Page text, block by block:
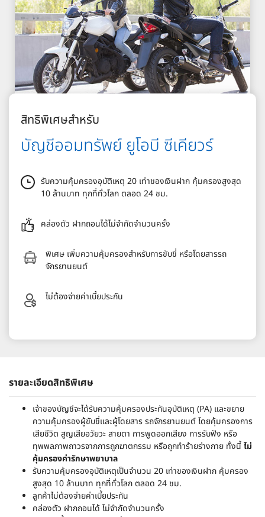
สิทธิพิเศษสำหรับ
บัญชีออมทรัพย์ ยูโอบี ซีเคียวร์
รับความคุ้มครองอุบัติเหตุ 20 เท่าของเงินฝาก คุ้มครองสูงสุด
10 ล้านบาท ทุกที่ทั่วโลก ตลอด 24 ชม.
คล่องตัว ฝากถอนได้ไม่จำกัดจำนวนครั้ง
พิเศษ เพิ่มความคุ้มครองสำหรับการขับขี่ หรือโดยสารรถ
จักรยานยนต์
ไม่ต้องจ่ายค่าเบี้ยประกัน
รายละเอียดสิทธิพิเศษ
เจ้าของบัญชีจะได้รับความคุ้มครองประกันอุบัติเหตุ (PA) และขยาย
ความคุ้มครองผู้ขับขี่และผู้โดยสาร รถจักรยานยนต์ โดยคุ้มครองการ
เสียชีวิต สูญเสียอวัยวะ สายตา การพูดออกเสียง การรับฟัง หรือ
ทุพพลภาพถาวรจากการถูกฆาตกรรม หรือถูกทำร้ายร่างกาย ทั้งนี้ไม่
คุ้มครองค่ารักษาพยาบาล
รับความคุ้มครองอุบัติเหตุเป็นจำนวน 20 เท่าของเงินฝาก คุ้มครอง
สูงสุด 10 ล้านบาท ทุกที่ทั่วโลก ตลอด 24 ชม.
ลูกค้าไม่ต้องจ่ายค่าเบี้ยประกัน
คล่องตัว ฝากถอนได้ ไม่จำกัดจำนวนครั้ง